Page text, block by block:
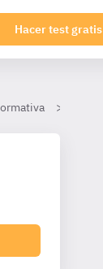
Hacer test gratis